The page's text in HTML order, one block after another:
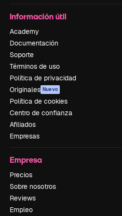
Información útil
Academy
Documentación
Soporte
Términos de uso
Política de privacidad
Originales Nuevo
Política de cookies
Centro de confianza
Afiliados
Empresas
Empresa
Precios
Sobre nosotros
Reviews
Empleo